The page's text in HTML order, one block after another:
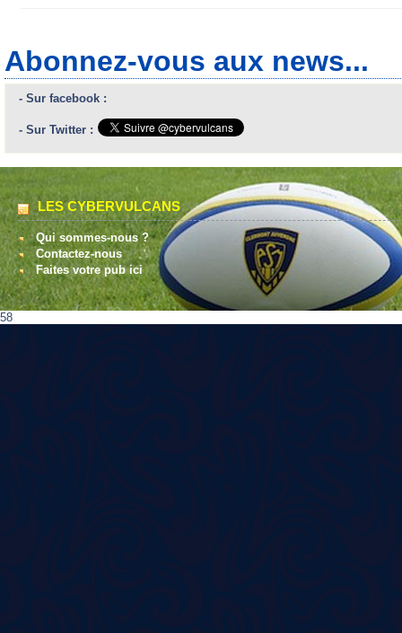
Abonnez-vous aux news...
- Sur facebook :
- Sur Twitter :
LES CYBERVULCANS
Qui sommes-nous ?
Contactez-nous
Faites votre pub ici
58